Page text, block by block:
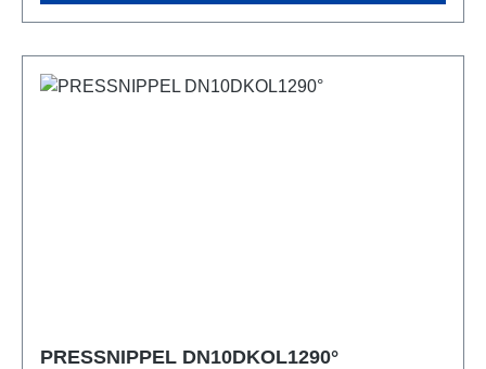
PRESSNIPPEL DN10DKOL1290°